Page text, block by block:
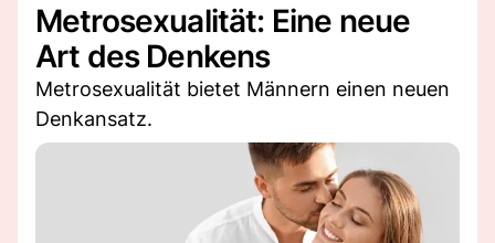
Metrosexualität: Eine neue
Art des Denkens
Metrosexualität bietet Männern einen neuen
Denkansatz.